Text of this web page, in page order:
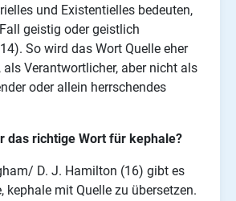
und Existentielles bedeuten,
geistig oder geistlich
So wird das Wort Quelle eher
als Verantwortlicher, aber nicht als
oder allein herrschendes
das richtige Wort für kephale?
D. J. Hamilton (16) gibt es
kephale mit Quelle zu übersetzen.